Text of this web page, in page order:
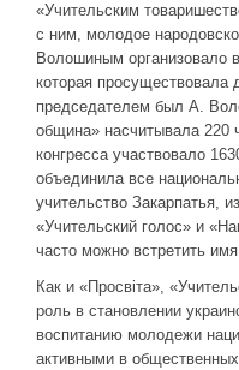
«Учительским
с ним, молодое
Волошиным организовало
которая просуществовала
председателем был А.
община» насчитывала 220
конгресса участвовало
объединила все
учительство Закарпатья,
«Учительский голос» и
часто можно встретить
Как и «Просвіта»,
роль в становлении
воспитанию молодежи
активными в